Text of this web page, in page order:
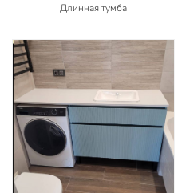
Длинная тумба